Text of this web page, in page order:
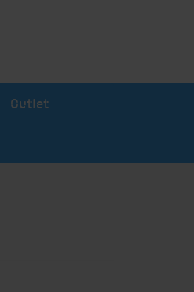
Outlet